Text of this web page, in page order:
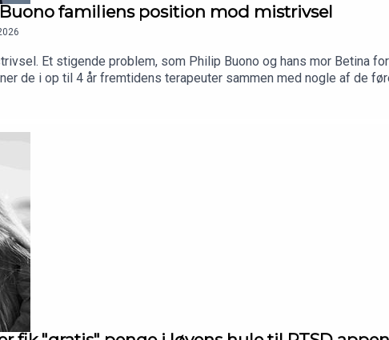
familiens position mod mistrivsel
Et stigende problem, som Philip Buono og hans mor Betina
de i op til 4 år fremtidens terapeuter sammen med nogle af de
mor eller søn uvant. Betina er uddannet lærer og Philip - ja han
lektiehjælp til børn og unge i hans virksomhed Skolehjælp. Og
Det her er deres iværksætterhistorie.